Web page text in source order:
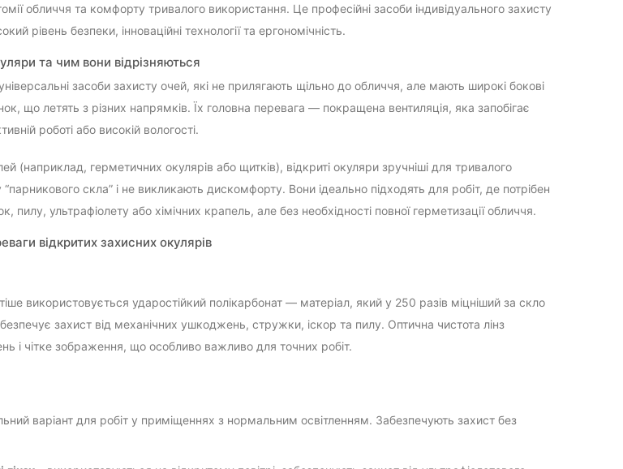
обличчя та комфорту тривалого використання. Це професійні засоби індивідуального захисту
рівень безпеки, інноваційні технології та ергономічність.
та чим вони відрізняються
засоби захисту очей, які не прилягають щільно до обличчя, але мають широкі бокові
що летять з різних напрямків. Їх головна перевага — покращена вентиляція, яка запобігає
роботі або високій вологості.
(наприклад, герметичних окулярів або щитків), відкриті окуляри зручніші для тривалого
скла” і не викликають дискомфорту. Вони ідеально підходять для робіт, де потрібен
пилу, ультрафіолету або хімічних крапель, але без необхідності повної герметизації обличчя.
відкритих захисних окулярів
використовується ударостійкий полікарбонат — матеріал, який у 250 разів міцніший за скло
захист від механічних ушкоджень, стружки, іскор та пилу. Оптична чистота лінз
і чітке зображення, що особливо важливо для точних робіт.
варіант для робіт у приміщеннях з нормальним освітленням. Забезпечують захист без